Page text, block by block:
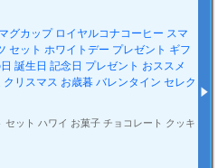
グカップ ロイヤルコナコーヒー スマ
セット ホワイトデー プレゼント ギフ
誕生日 記念日 プレゼント おススメ
クリスマス お歳暮 バレンタイン セレク
セット ハワイ お菓子 チョコレート クッキ